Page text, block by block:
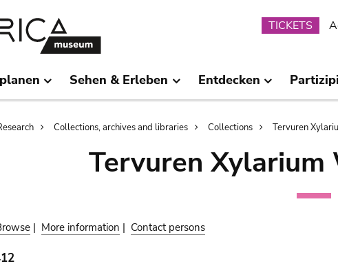
TICKETS
Sehen & Erleben Entdecken
Collections, archives and libraries Collections Tervuren
Tervuren Xylarium
| More information | Contact persons